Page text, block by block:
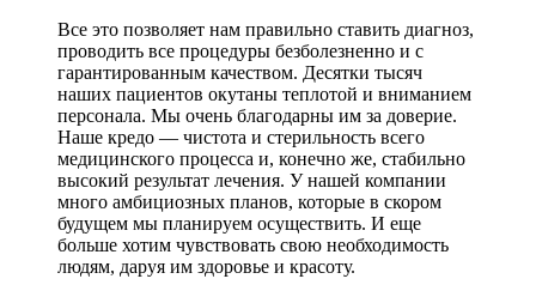
Все это позволяет нам правильно ставить диагноз,
проводить все процедуры безболезненно и с
гарантированным качеством. Десятки тысяч
наших пациентов окутаны теплотой и вниманием
персонала. Мы очень благодарны им за доверие.
Наше кредо — чистота и стерильность всего
медицинского процесса и, конечно же, стабильно
высокий результат лечения. У нашей компании
много амбициозных планов, которые в скором
будущем мы планируем осуществить. И еще
больше хотим чувствовать свою необходимость
людям, даруя им здоровье и красоту.